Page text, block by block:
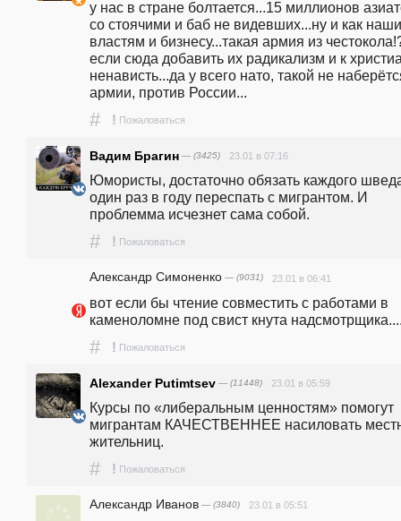
у нас в стране болтается...15 миллионов
со стоячими и баб не видевших...ну и как
властям и бизнесу...такая армия из
если сюда добавить их радикализм и к
ненависть...да у всего нато, такой не
армии, против России...
# ! Пожаловаться
Вадим Брагин — (3425) 23.01 в 07:16
Юмористы, достаточно обязать каждого
один раз в году переспать с мигрантом. И
проблемма исчезнет сама собой.
# ! Пожаловаться
Александр Симоненко — (9031) 23.01 в 06:41
вот если бы чтение совместить с работами в
каменоломне под свист кнута
# ! Пожаловаться
Alexander Putimtsev — (11448) 23.01 в 05:59
Курсы по «либеральным ценностям» помогут
мигрантам КАЧЕСТВЕННЕЕ насиловать
жительниц.
# ! Пожаловаться
Александр Иванов — (3840) 23.01 в 05:51